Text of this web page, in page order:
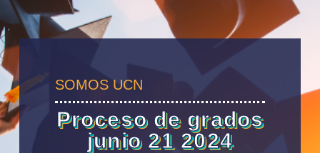
SOMOS UCN
Proceso de grados
junio 21 2024